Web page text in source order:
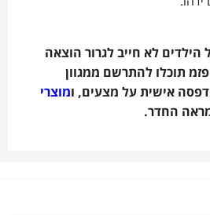
לא חייב לגרור הוצאה
תוכלו להתרשם ממגוון
אישית על מצעים, ומוצרי
החדר.